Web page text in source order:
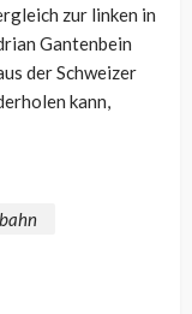
zur linken in
Gantenbein
der Schweizer
kann,